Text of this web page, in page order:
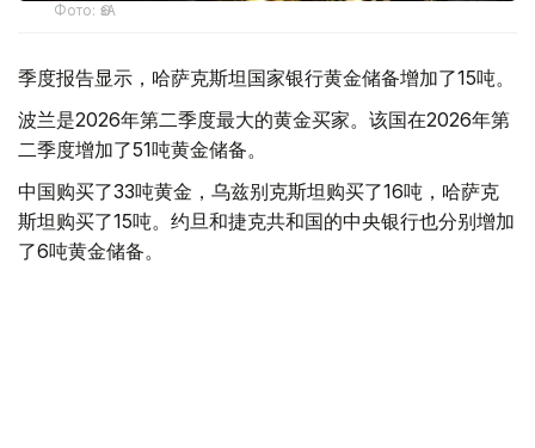
Фото: ӨзА
季度报告显示，哈萨克斯坦国家银行黄金储备增加了15吨。
波兰是2026年第二季度最大的黄金买家。该国在2026年第
二季度增加了51吨黄金储备。
中国购买了33吨黄金，乌兹别克斯坦购买了16吨，哈萨克
斯坦购买了15吨。约旦和捷克共和国的中央银行也分别增加
了6吨黄金储备。